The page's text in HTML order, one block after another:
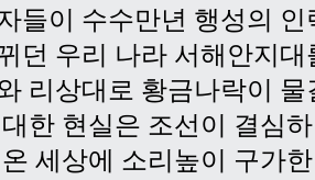
들이 수수만년 행성의
던 우리 나라 서해안지
리상대로 황금나락이
한 현실은 조선이 결심
세상에 소리높이 구가